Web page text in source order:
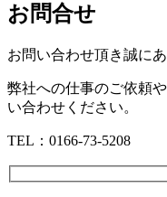
お問合せ
お問い合わせ頂き誠に
弊社への仕事のご依頼
い合わせください。
TEL：0166-73-5208